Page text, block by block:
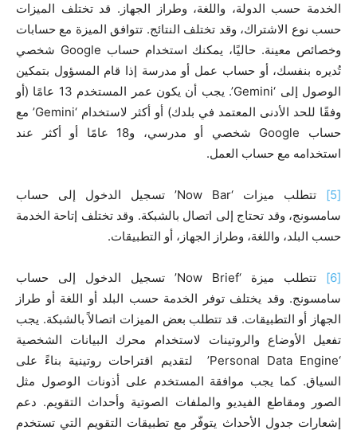
الخدمة حسب الدولة، واللغة، وطراز الجهاز. قد تختلف الميزات
حسب نوع الاشتراك، وقد تختلف النتائج. تتوافق الميزة مع حسابات
وخصائص معينة. حاليًا، يمكنك استخدام حساب Google شخصي
تُديره بنفسك، أو حساب عمل أو مدرسة إذا قام المسؤول بتمكين
الوصول إلى ‘Gemini’. يجب أن يكون عمر المستخدم 13 عامًا (أو
وفقًا للحد الأدنى المعتمد في بلدك) أو أكثر لاستخدام ‘Gemini’ مع
حساب Google شخصي أو مدرسي، و18 عامًا أو أكثر عند
استخدامه مع حساب العمل.
[5]
تتطلب ميزات ‘Now Bar’ تسجيل الدخول إلى حساب
سامسونج، وقد تحتاج إلى اتصال بالشبكة. وقد تختلف إتاحة الخدمة
حسب البلد، واللغة، وطراز الجهاز، أو التطبيقات.
[6]
تتطلب ميزة ‘Now Brief’ تسجيل الدخول إلى حساب
سامسونج. وقد يختلف توفر الخدمة حسب البلد أو اللغة أو طراز
الجهاز أو التطبيقات. قد تتطلب بعض الميزات اتصالاً بالشبكة. يجب
تفعيل الأوضاع والروتينات لاستخدام محرك البيانات الشخصية
‘Personal Data Engine’ لتقديم اقتراحات روتينية بناءً على
السياق. كما يجب موافقة المستخدم على أذونات الوصول مثل
الصور ومقاطع الفيديو والملفات الصوتية وأحداث التقويم. دعم
إشعارات جدول الأحداث يتوفّر مع تطبيقات التقويم التي تستخدم